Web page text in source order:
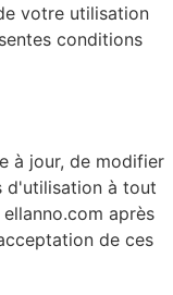
votre utilisation
conditions
à jour, de modifier
d'utilisation à tout
après
de ces